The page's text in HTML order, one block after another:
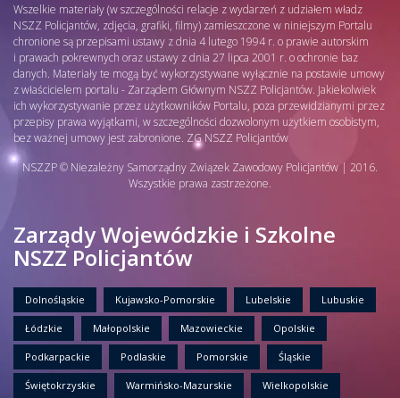
Wszelkie materiały (w szczególności relacje z wydarzeń z udziałem władz
NSZZ Policjantów, zdjęcia, grafiki, filmy) zamieszczone w niniejszym Portalu
chronione są przepisami ustawy z dnia 4 lutego 1994 r. o prawie autorskim
i prawach pokrewnych oraz ustawy z dnia 27 lipca 2001 r. o ochronie baz
danych. Materiały te mogą być wykorzystywane wyłącznie na postawie umowy
z właścicielem portalu - Zarządem Głównym NSZZ Policjantów. Jakiekolwiek
ich wykorzystywanie przez użytkowników Portalu, poza przewidzianymi przez
przepisy prawa wyjątkami, w szczególności dozwolonym użytkiem osobistym,
bez ważnej umowy jest zabronione. ZG NSZZ Policjantów
NSZZP © Niezależny Samorządny Związek Zawodowy Policjantów | 2016.
Wszystkie prawa zastrzeżone.
Zarządy Wojewódzkie i Szkolne
NSZZ Policjantów
Dolnośląskie Kujawsko-Pomorskie Lubelskie Lubuskie
Łódzkie Małopolskie Mazowieckie Opolskie
Podkarpackie Podlaskie Pomorskie Śląskie
Świętokrzyskie Warmińsko-Mazurskie Wielkopolskie